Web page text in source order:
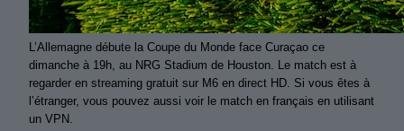
L’Allemagne débute la Coupe du Monde face Curaçao ce
dimanche à 19h, au NRG Stadium de Houston. Le match est à
regarder en streaming gratuit sur M6 en direct HD. Si vous êtes à
l’étranger, vous pouvez aussi voir le match en français en utilisant
un VPN.